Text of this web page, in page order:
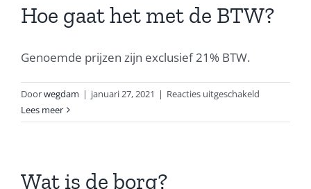
kosten?
Hoe gaat het met de BTW?
Genoemde prijzen zijn exclusief 21% BTW.
Doorwegdam | januari 27, 2021 | Reacties uitgeschakeld
gaat
Lees meer
Wat is de borg?